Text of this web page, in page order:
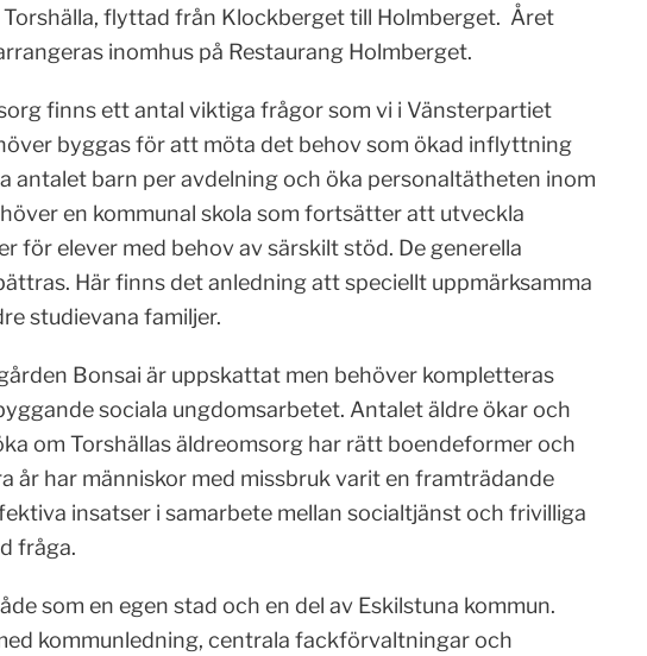
flyttad från Klockberget till Holmberget. Året
inomhus på Restaurang Holmberget.
finns ett antal viktiga frågor som vi i Vänsterpartiet
byggas för att möta det behov som ökad inflyttning
antalet barn per avdelning och öka personaltätheten inom
en kommunal skola som fortsätter att utveckla
för elever med behov av särskilt stöd. De generella
Här finns det anledning att speciellt uppmärksamma
studievana familjer.
Bonsai är uppskattat men behöver kompletteras
sociala ungdomsarbetet. Antalet äldre ökar och
om Torshällas äldreomsorg har rätt boendeformer och
år har människor med missbruk varit en framträdande
insatser i samarbete mellan socialtjänst och frivilliga
fråga.
som en egen stad och en del av Eskilstuna kommun.
kommunledning, centrala fackförvaltningar och